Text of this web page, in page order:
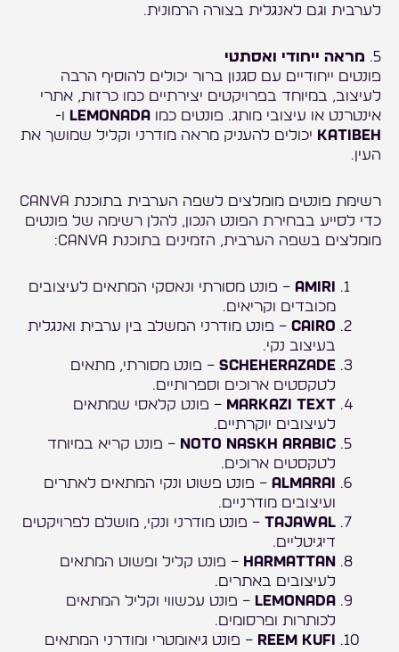
לערבית וגם לאנגלית בצורה הרמונית.
5.
מראה ייחודי ואסתטי
פונטים ייחודיים עם סגנון ברור יכולים להוסיף הרבה
לעיצוב, במיוחד בפרויקטים יצירתיים כמו כרזות, אתרי
אינטרנט או עיצובי מותג. פונטים כמו Lemonada ו-
Katibeh יכולים להעניק מראה מודרני וקליל שמושך את
העין.
רשימת פונטים מומלצים לשפה הערבית בתוכנת Canva
כדי לסייע בבחירת הפונט הנכון, להלן רשימה של פונטים
מומלצים בשפה הערבית, הזמינים בתוכנת Canva:
Amiri – פונט מסורתי ונאסקי המתאים לעיצובים
מכובדים וקריאים.
Cairo – פונט מודרני המשלב בין ערבית ואנגלית
בעיצוב נקי.
Scheherazade – פונט מסורתי, מתאים
לטקסטים ארוכים וספרותיים.
Markazi Text – פונט קלאסי שמתאים
לעיצובים יוקרתיים.
Noto Naskh Arabic – פונט קריא במיוחד
לטקסטים ארוכים.
Almarai – פונט פשוט ונקי המתאים לאתרים
ועיצובים מודרניים.
Tajawal – פונט מודרני ונקי, מושלם לפרויקטים
דיגיטליים.
Harmattan – פונט קליל ופשוט המתאים
לעיצובים באתרים.
Lemonada – פונט עכשווי וקליל המתאים
לכותרות ופרסומים.
Reem Kufi – פונט גיאומטרי ומודרני המתאים